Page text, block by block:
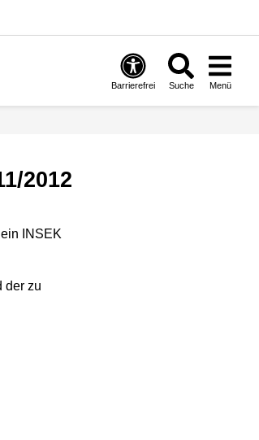
Barrierefrei Suche Menü
2012
INSEK
der zu